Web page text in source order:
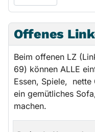
Offenes
Beim offenen LZ
69) können ALLE
Essen, Spiele, nette
ein gemütliches
machen.